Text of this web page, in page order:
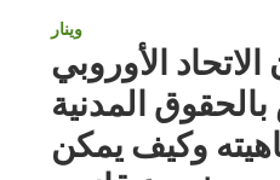
وينار
الأوروبي
المدنية
وكيف يمكن